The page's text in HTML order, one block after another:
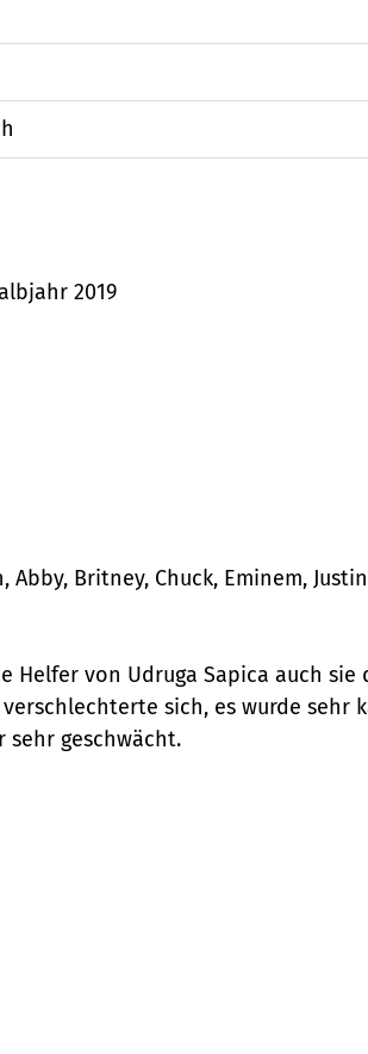
2019
Britney, Chuck, Eminem,
von Udruga Sapica auch sie
sich, es wurde sehr
sehr geschwächt.